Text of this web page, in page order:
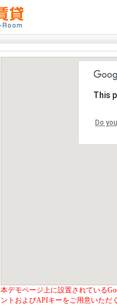
This
Do
本デモページ上に設置されている
ントおよびAPIキーをご用意いただ